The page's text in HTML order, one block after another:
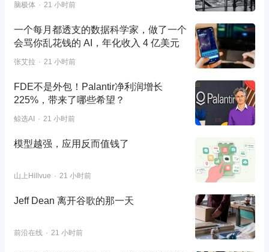
脑极体 21 小时前
一个每月都透支的数据科学家，做了一个
会骂你乱花钱的 AI，年化收入 4 亿美元
张艾拉 21 小时前
FDE不是外包！Palantir净利润增长
225%，带来了哪些希望？
鲸选AI 21 小时前
模型越强，应用反而值钱了
山上Hillvue 21 小时前
Jeff Dean 离开谷歌的那一天
前沿在线 21 小时前